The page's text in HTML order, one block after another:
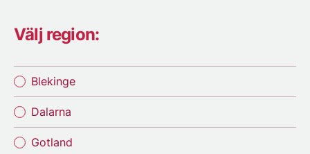
Välj region:
Blekinge
Dalarna
Gotland